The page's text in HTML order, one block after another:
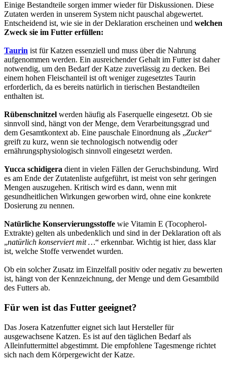
Einige Bestandteile sorgen immer wieder für Diskussionen. Diese
Zutaten werden in unserem System nicht pauschal abgewertet.
Entscheidend ist, wie sie in der Deklaration erscheinen und welchen
Zweck sie im Futter erfüllen:
Taurin ist für Katzen essenziell und muss über die Nahrung
aufgenommen werden. Ein ausreichender Gehalt im Futter ist daher
notwendig, um den Bedarf der Katze zuverlässig zu decken. Bei
einem hohen Fleischanteil ist oft weniger zugesetztes Taurin
erforderlich, da es bereits natürlich in tierischen Bestandteilen
enthalten ist.
Rübenschnitzel werden häufig als Faserquelle eingesetzt. Ob sie
sinnvoll sind, hängt von der Menge, dem Verarbeitungsgrad und
dem Gesamtkontext ab. Eine pauschale Einordnung als „Zucker“
greift zu kurz, wenn sie technologisch notwendig oder
ernährungsphysiologisch sinnvoll eingesetzt werden.
Yucca schidigera dient in vielen Fällen der Geruchsbindung. Wird
es am Ende der Zutatenliste aufgeführt, ist meist von sehr geringen
Mengen auszugehen. Kritisch wird es dann, wenn mit
gesundheitlichen Wirkungen geworben wird, ohne eine konkrete
Dosierung zu nennen.
Natürliche Konservierungsstoffe wie Vitamin E (Tocopherol-
Extrakte) gelten als unbedenklich und sind in der Deklaration oft als
„natürlich konserviert mit …“ erkennbar. Wichtig ist hier, dass klar
ist, welche Stoffe verwendet wurden.
Ob ein solcher Zusatz im Einzelfall positiv oder negativ zu bewerten
ist, hängt von der Kennzeichnung, der Menge und dem Gesamtbild
des Futters ab.
Für wen ist das Futter geeignet?
Das Josera Katzenfutter eignet sich laut Hersteller für
ausgewachsene Katzen. Es ist auf den täglichen Bedarf als
Alleinfuttermittel abgestimmt. Die empfohlene Tagesmenge richtet
sich nach dem Körpergewicht der Katze.